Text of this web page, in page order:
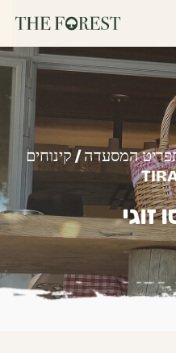
המסעדה/קינוחים
זוגי